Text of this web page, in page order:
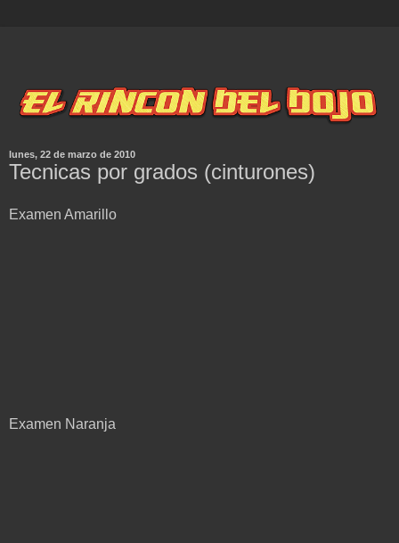
lunes, 22 de marzo de 2010
Tecnicas por grados (cinturones)
Examen Amarillo
Examen Naranja